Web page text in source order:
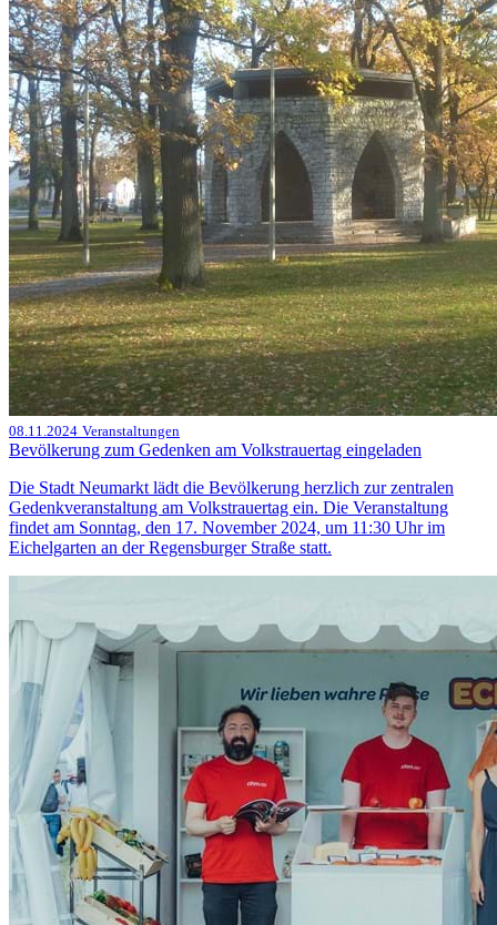
08.11.2024 Veranstaltungen
Bevölkerung zum Gedenken am Volkstrauertag eingeladen
Die Stadt Neumarkt lädt die Bevölkerung herzlich zur zentralen
Gedenkveranstaltung am Volkstrauertag ein. Die Veranstaltung
findet am Sonntag, den 17. November 2024, um 11:30 Uhr im
Eichelgarten an der Regensburger Straße statt.